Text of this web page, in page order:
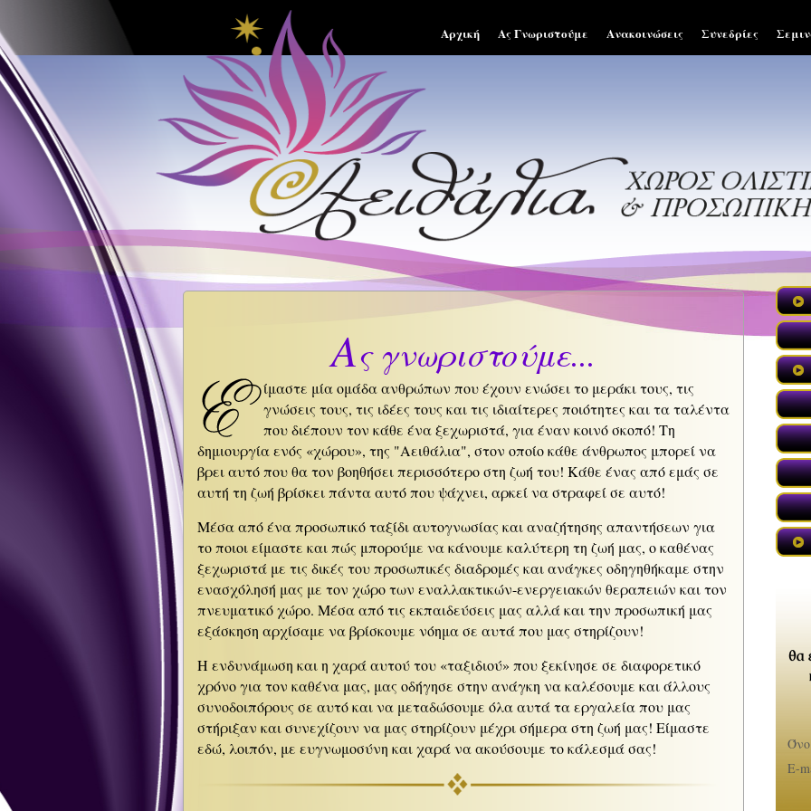
Αρχική Ας Γνωριστούμε Ανακοινώσεις Συνεδρίες
Ας γνωριστούμε...
ίμαστε μία ομάδα ανθρώπων που έχουν ενώσει το μεράκι τους, τις
γνώσεις τους, τις ιδέες τους και τις ιδιαίτερες ποιότητες και τα ταλέντα
που διέπουν τον κάθε ένα ξεχωριστά, για έναν κοινό σκοπό! Τη
δημιουργία ενός «χώρου», της "Αειθάλια", στον οποίο κάθε άνθρωπος μπορεί να
βρει αυτό που θα τον βοηθήσει περισσότερο στη ζωή του! Κάθε ένας από εμάς σε
αυτή τη ζωή βρίσκει πάντα αυτό που ψάχνει, αρκεί να στραφεί σε αυτό!
Μέσα από ένα προσωπικό ταξίδι αυτογνωσίας και αναζήτησης απαντήσεων για
το ποιοι είμαστε και πώς μπορούμε να κάνουμε καλύτερη τη ζωή μας, ο καθένας
ξεχωριστά με τις δικές του προσωπικές διαδρομές και ανάγκες οδηγηθήκαμε στην
ενασχόλησή μας με τον χώρο των εναλλακτικών-ενεργειακών θεραπειών και τον
πνευματικό χώρο. Μέσα από τις εκπαιδεύσεις μας αλλά και την προσωπική μας
εξάσκηση αρχίσαμε να βρίσκουμε νόημα σε αυτά που μας στηρίζουν!
Η ενδυνάμωση και η χαρά αυτού του «ταξιδιού» που ξεκίνησε σε διαφορετικό
χρόνο για τον καθένα μας, μας οδήγησε στην ανάγκη να καλέσουμε και άλλους
συνοδοιπόρους σε αυτό και να μεταδώσουμε όλα αυτά τα εργαλεία που μας
στήριξαν και συνεχίζουν να μας στηρίζουν μέχρι σήμερα στη ζωή μας! Είμαστε
εδώ, λοιπόν, με ευγνωμοσύνη και χαρά να ακούσουμε το κάλεσμά σας!
E-